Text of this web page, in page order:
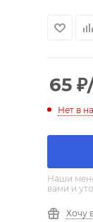
65 ₽
Нет в
Наши
вами и
Хочу